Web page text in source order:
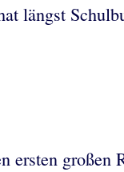
längst
ersten großen